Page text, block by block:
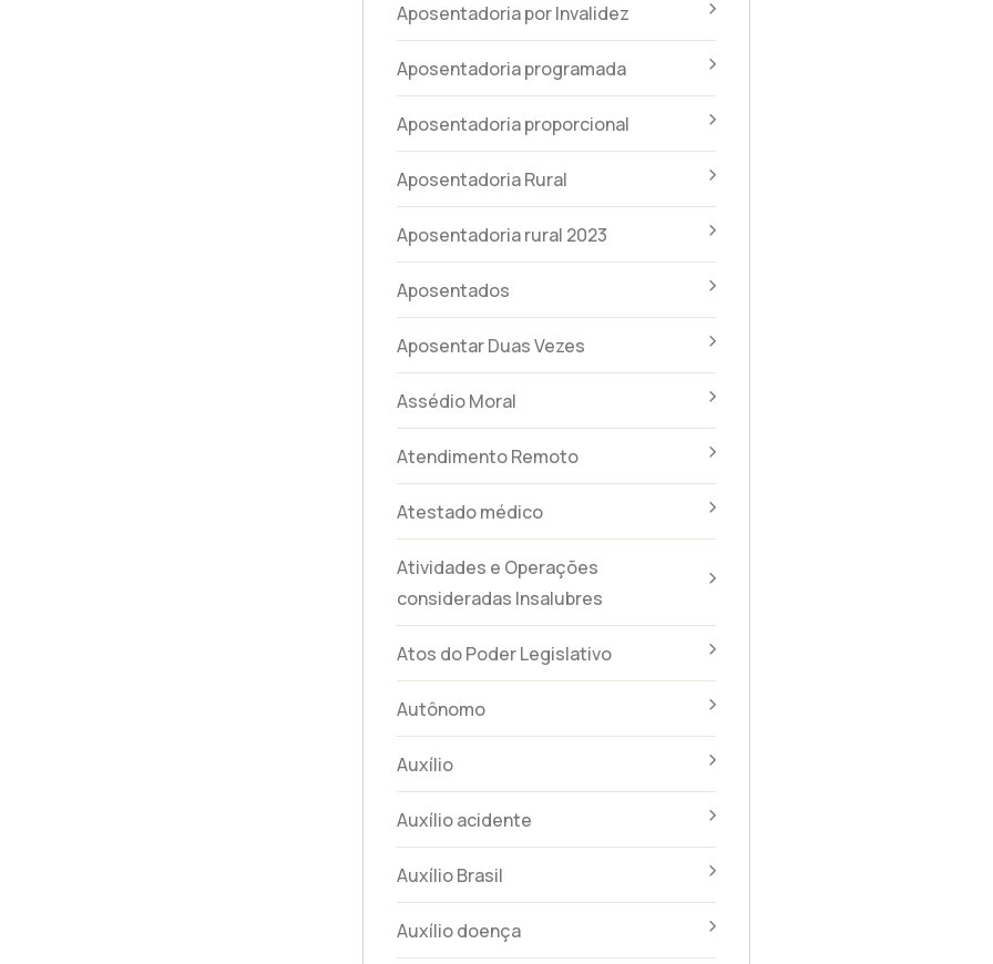
Aposentadoria por Invalidez
Aposentadoria programada
Aposentadoria proporcional
Aposentadoria Rural
Aposentadoria rural 2023
Aposentados
Aposentar Duas Vezes
Assédio Moral
Atendimento Remoto
Atestado médico
Atividades e Operações
consideradas Insalubres
Atos do Poder Legislativo
Autônomo
Auxílio
Auxílio acidente
Auxílio Brasil
Auxílio doença